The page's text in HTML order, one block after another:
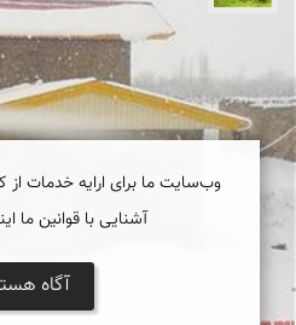
وب‌سایت ما برای ارایه خدمات از
آشنایی با قوانین ما
آگاه